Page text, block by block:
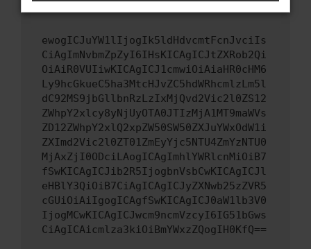
ewogICJuYW1lIjogIk5ldHdvcmtFcnJvciIs
CiAgImNvbmZpZyI6IHsKICAgICJtZXRob2Qi
OiAiR0VUIiwKICAgICJ1cmwiOiAiaHR0cHM6
Ly9hcGkueC5ha3MtcHJvZC5hdWRhcmlzLm5l
dC92MS9jbGllbnRzLzIxMjQvd2Vic2l0ZS12
ZWhpY2xlcy8yNjUyOTA0JTIzMjA1MT9maWVs
ZD12ZWhpY2xlQ2xpZW50SW50ZXJuYWxOdW1i
ZXImd2Vic2l0ZT01ZmEyYjc5NTU4ZmYzNTU0
MjAxZjI0ODciLAogICAgImhlYWRlcnMiOiB7
fSwKICAgICJib2R5IjogbnVsbCwKICAgICJl
eHBlY3QiOiB7CiAgICAgICJyZXNwb25zZVR5
cGUiOiAiIgogICAgfSwKICAgICJ0aW1lb3V0
IjogMCwKICAgICJwcm9ncmVzcyI6IG51bGws
CiAgICAicmlza3kiOiBmYWxzZQogIH0KfQ==